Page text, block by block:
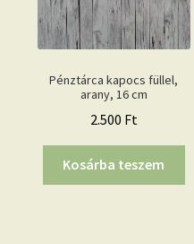
Pénztárca kapocs füllel,
arany, 16 cm
2.500 Ft
Kosárba teszem